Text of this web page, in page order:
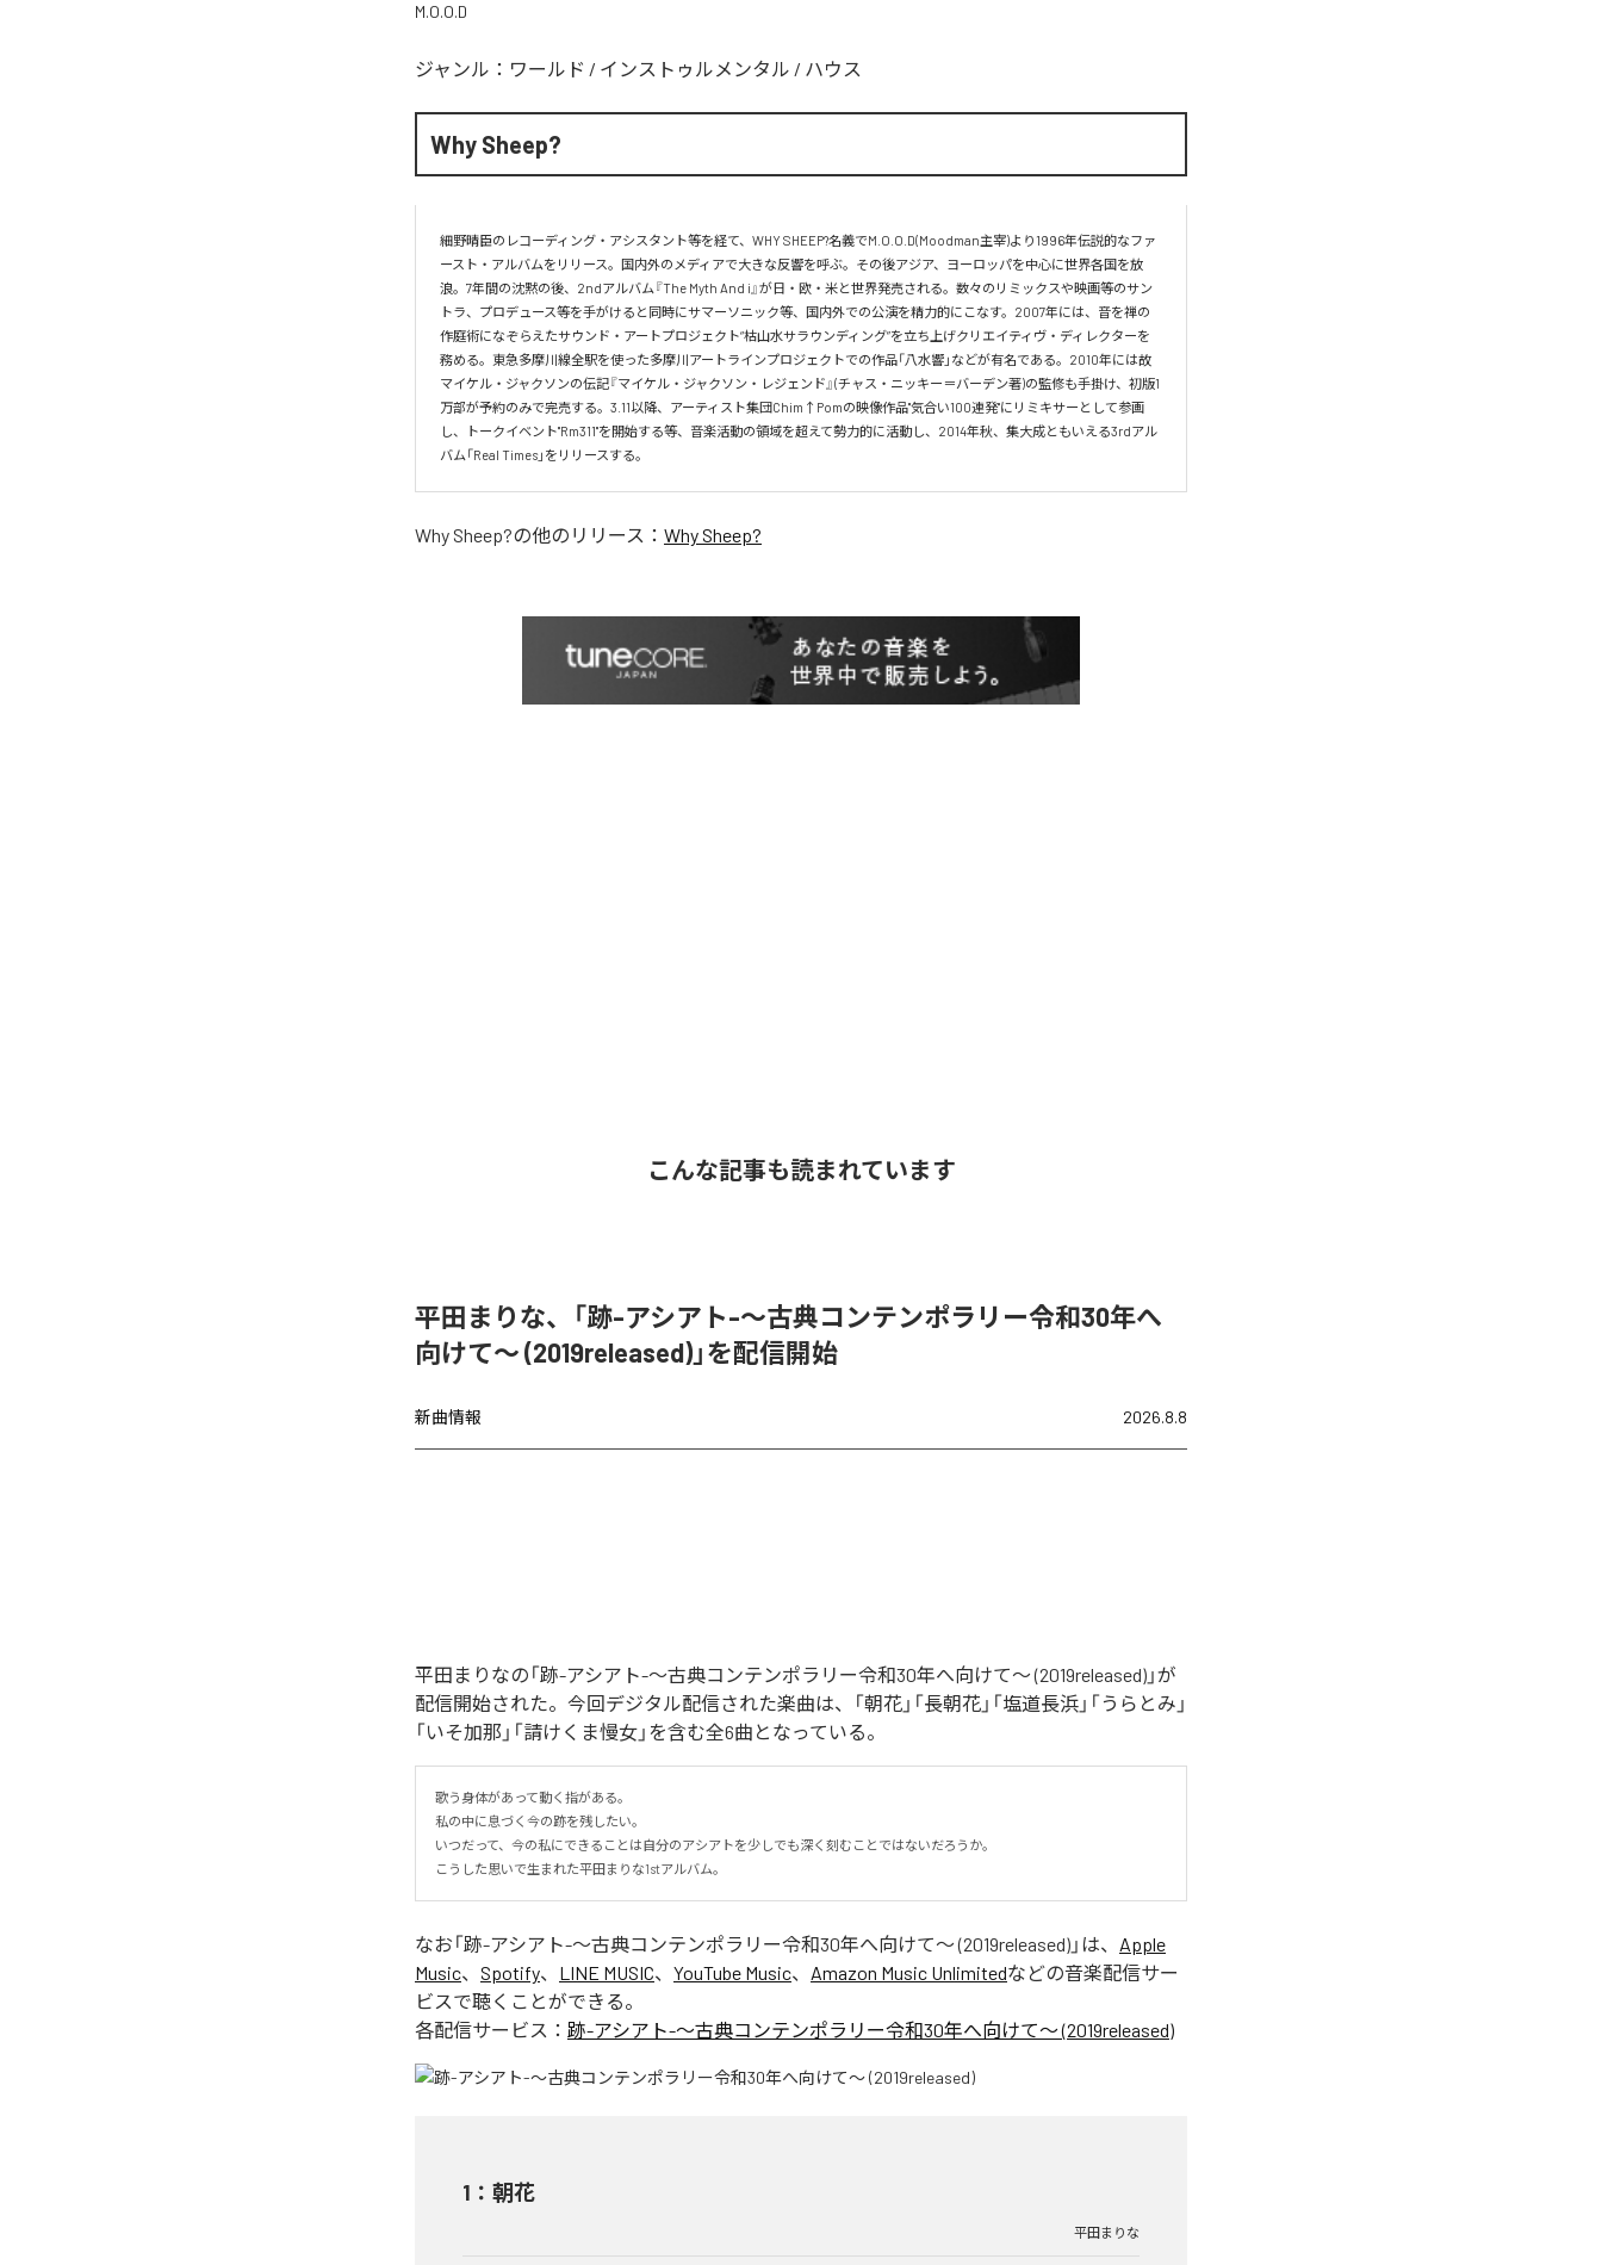
M.O.O.D
ジャンル： ワールド / インストゥルメンタル / ハウス
Why Sheep?
細野晴臣のレコーディング・アシスタント等を経て、WHY SHEEP?名義でM.O.O.D(Moodman主宰)より1996年伝説的なファ
ースト・アルバムをリリース。国内外のメディアで大きな反響を呼ぶ。その後アジア、ヨーロッパを中心に世界各国を放
浪。7年間の沈黙の後、2ndアルバム『The Myth And i』が日・欧・米と世界発売される。数々のリミックスや映画等のサン
トラ、プロデュース等を手がけると同時にサマーソニック等、国内外での公演を精力的にこなす。2007年には、音を禅の
作庭術になぞらえたサウンド・アートプロジェクト“枯山水サラウンディング”を立ち上げクリエイティヴ・ディレクターを
務める。東急多摩川線全駅を使った多摩川アートラインプロジェクトでの作品「八水響」などが有名である。2010年には故
マイケル・ジャクソンの伝記『マイケル・ジャクソン・レジェンド』(チャス・ニッキー＝バーデン著)の監修も手掛け、初版1
万部が予約のみで完売する。3.11以降、アーティスト集団Chim↑Pomの映像作品"気合い100連発"にリミキサーとして参画
し、トークイベント"Rm311"を開始する等、音楽活動の領域を超えて勢力的に活動し、2014年秋、集大成ともいえる3rdアル
バム「Real Times」をリリースする。
Why Sheep?の他のリリース： Why Sheep?
こんな記事も読まれています
平田まりな、「跡-アシアト-〜古典コンテンポラリー令和30年へ
向けて〜 (2019released)」を配信開始
新曲情報 2026.8.8
平田まりなの「跡-アシアト-〜古典コンテンポラリー令和30年へ向けて〜 (2019released)」が
配信開始された。今回デジタル配信された楽曲は、「朝花」「長朝花」「塩道長浜」「うらとみ」
「いそ加那」「請けくま慢女」を含む全6曲となっている。
歌う身体があって動く指がある。
私の中に息づく今の跡を残したい。
いつだって、今の私にできることは自分のアシアトを少しでも深く刻むことではないだろうか。
こうした思いで生まれた平田まりな1stアルバム。
なお「跡-アシアト-〜古典コンテンポラリー令和30年へ向けて〜 (2019released) 」は、 Apple
Music、 Spotify、 LINE MUSIC、 YouTube Music、 Amazon Music Unlimitedなどの音楽配信サー
ビスで聴くことができる。
各配信サービス： 跡-アシアト-〜古典コンテンポラリー令和30年へ向けて〜 (2019released)
1 ： 朝花
平田まりな